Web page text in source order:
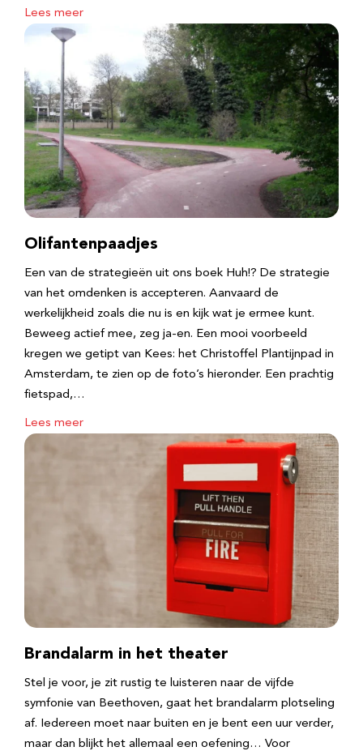
Lees meer
Olifantenpaadjes
Een van de strategieën uit ons boek Huh!? De strategie
van het omdenken is accepteren. Aanvaard de
werkelijkheid zoals die nu is en kijk wat je ermee kunt.
Beweeg actief mee, zeg ja-en. Een mooi voorbeeld
kregen we getipt van Kees: het Christoffel Plantijnpad in
Amsterdam, te zien op de foto’s hieronder. Een prachtig
fietspad,…
Lees meer
Brandalarm in het theater
Stel je voor, je zit rustig te luisteren naar de vijfde
symfonie van Beethoven, gaat het brandalarm plotseling
af. Iedereen moet naar buiten en je bent een uur verder,
maar dan blijkt het allemaal een oefening… Voor